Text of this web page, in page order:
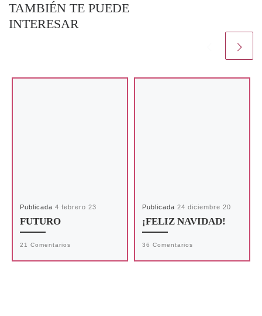
TAMBIÉN TE PUEDE
INTERESAR
Publicada4 febrero 23
FUTURO
21 Comentarios
Publicada24 diciembre 20
¡FELIZ NAVIDAD!
36 Comentarios